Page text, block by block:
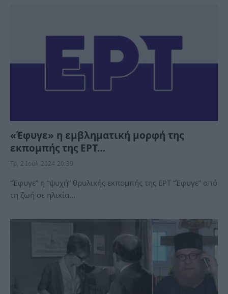
«Έφυγε» η εμβληματική μορφή της
εκπομπής της ΕΡΤ…
Τρ, 2 Ιούλ 2024 20:39
“Έφυγε” η “ψυχή” θρυλικής εκπομπής της ΕΡΤ “Έφυγε” από
τη ζωή σε ηλικία…